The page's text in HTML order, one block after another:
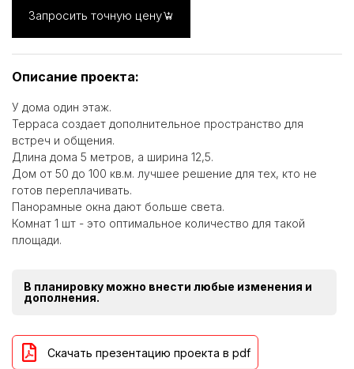
Запросить точную цену
Описание проекта:
У дома один этаж.
Терраса создает дополнительное пространство для
встреч и общения.
Длина дома 5 метров, а ширина 12,5.
Дом от 50 до 100 кв.м. лучшее решение для тех, кто не
готов переплачивать.
Панорамные окна дают больше света.
Комнат 1 шт - это оптимальное количество для такой
площади.
В планировку можно внести любые изменения и
дополнения.
Скачать презентацию проекта в pdf